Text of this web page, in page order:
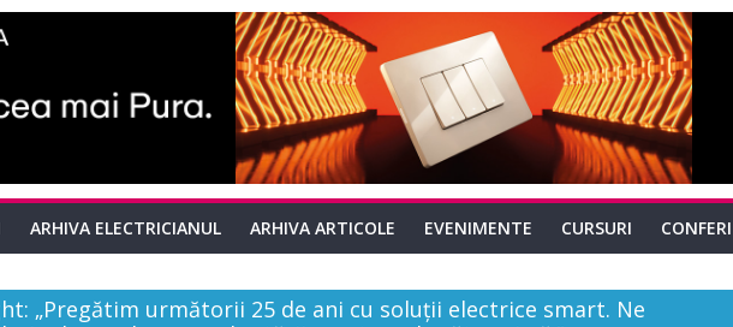
ARHIVA ELECTRICIANUL ARHIVA ARTICOLE EVENIMENTE CURSURI
„Pregătim următorii 25 de ani cu soluții electrice smart. Ne